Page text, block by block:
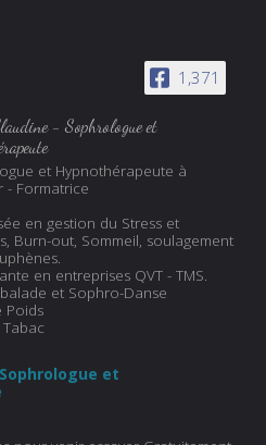
1,371
- Sophrologue et
et Hypnothérapeute à
- Formatrice
en gestion du Stress et
Burn-out, Sommeil, soulagement
en entreprises QVT - TMS.
et Sophro-Danse
Poids
et